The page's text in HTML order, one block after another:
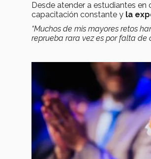
Desde atender a estudiantes
capacitación constante y la
“Muchos de mis mayores retos
reprueba rara vez es por falta de